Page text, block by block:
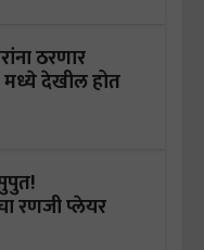
ठरणार
मध्ये देखील होत
रणजी प्लेयर